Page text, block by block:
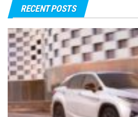
RECENT POSTS